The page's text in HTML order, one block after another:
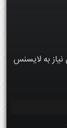
به لایسنس